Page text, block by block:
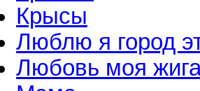
Крысы
Люблю я город
Любовь моя